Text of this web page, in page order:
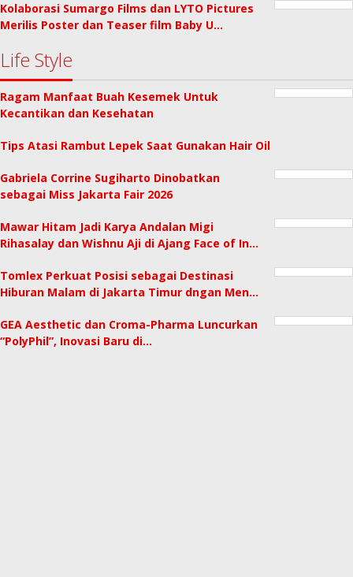
Kolaborasi Sumargo Films dan LYTO Pictures
Merilis Poster dan Teaser film Baby U…
Life Style
Ragam Manfaat Buah Kesemek Untuk
Kecantikan dan Kesehatan
Tips Atasi Rambut Lepek Saat Gunakan Hair Oil
Gabriela Corrine Sugiharto Dinobatkan
sebagai Miss Jakarta Fair 2026
Mawar Hitam Jadi Karya Andalan Migi
Rihasalay dan Wishnu Aji di Ajang Face of In…
Tomlex Perkuat Posisi sebagai Destinasi
Hiburan Malam di Jakarta Timur dngan Men…
GEA Aesthetic dan Croma-Pharma Luncurkan
“PolyPhil”, Inovasi Baru di…